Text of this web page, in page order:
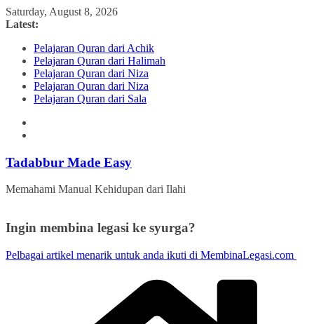
Skip
to
Saturday, August 8, 2026
Latest:
Pelajaran Quran dari Achik
Pelajaran Quran dari Halimah
Pelajaran Quran dari Niza
Pelajaran Quran dari Niza
Pelajaran Quran dari Sala
Tadabbur Made Easy
Memahami Manual Kehidupan dari Ilahi
Ingin membina legasi ke syurga?
Pelbagai artikel menarik untuk anda ikuti di MembinaLegasi.com